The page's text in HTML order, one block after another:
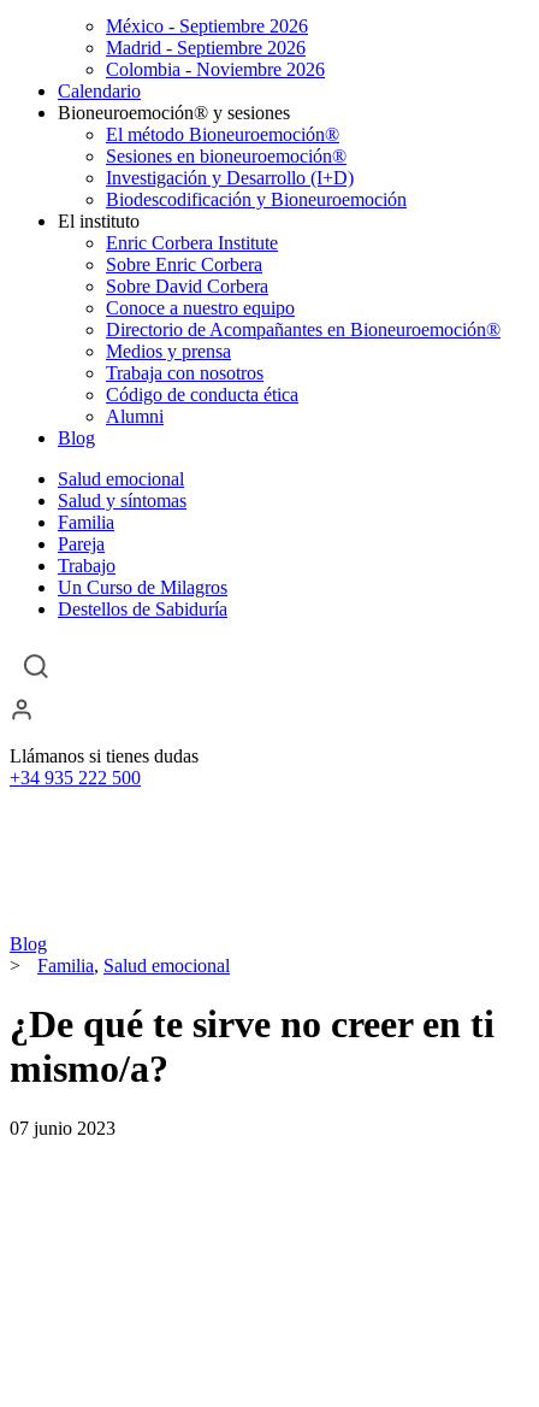
México - Septiembre 2026
Madrid - Septiembre 2026
Colombia - Noviembre 2026
Calendario
Bioneuroemoción® y sesiones
El método Bioneuroemoción®
Sesiones en bioneuroemoción®
Investigación y Desarrollo (I+D)
Biodescodificación y Bioneuroemoción
El instituto
Enric Corbera Institute
Sobre Enric Corbera
Sobre David Corbera
Conoce a nuestro equipo
Directorio de Acompañantes en Bioneuroemoción®
Medios y prensa
Trabaja con nosotros
Código de conducta ética
Alumni
Blog
Salud emocional
Salud y síntomas
Familia
Pareja
Trabajo
Un Curso de Milagros
Destellos de Sabiduría
Llámanos si tienes dudas
+34 935 222 500
Blog
>
Familia, Salud emocional
¿De qué te sirve no creer en ti
mismo/a?
07 junio 2023